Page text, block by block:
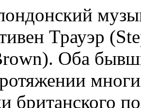
Трауэр
Оба
британского